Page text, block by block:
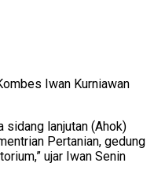
Iwan Kurniawan
sidang lanjutan (Ahok)
Pertanian, gedung
ujar Iwan Senin